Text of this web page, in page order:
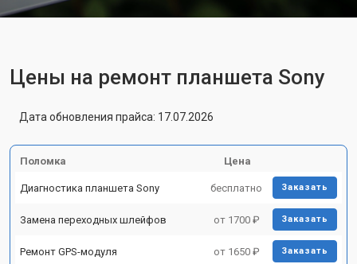
Цены на ремонт планшета Sony
Дата обновления прайса: 17.07.2026
Поломка Цена
Диагностика планшета Sony бесплатно Заказать
Замена переходных шлейфов от 1700 ₽ Заказать
Ремонт GPS-модуля от 1650 ₽ Заказать